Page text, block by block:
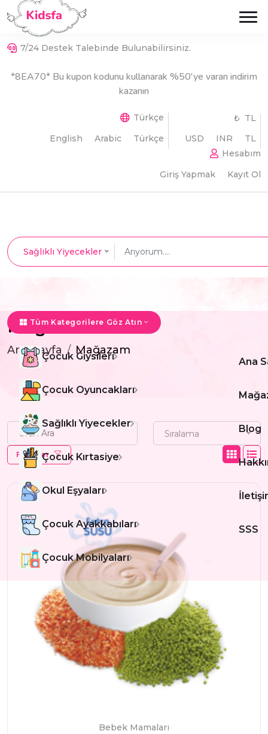
7/24 Destek Talebinde Bulunabilirsiniz.
*8EA70* Bu kupon kodunu kullanarak %50'ye varan indirim
kazanın
Türkçe
English
Arabic Türkçe
₺ TL
USD
INR
TL
Hesabım
Giriş Yapmak
Kayıt Ol
Sağlıklı Yiyecekler
Tüm Kategorilere Göz Atın
Çocuk Giysileri
Çocuk Oyuncakları
Sağlıklı Yiyecekler
Çocuk Kırtasiye
Okul Eşyaları
Çocuk Ayakkabıları
Çocuk Mobilyaları
Ana
Blog
SSS
Mağazam
Ana Sayfa Mağazam
Sıralama
Filtreler
Bebek Mamaları